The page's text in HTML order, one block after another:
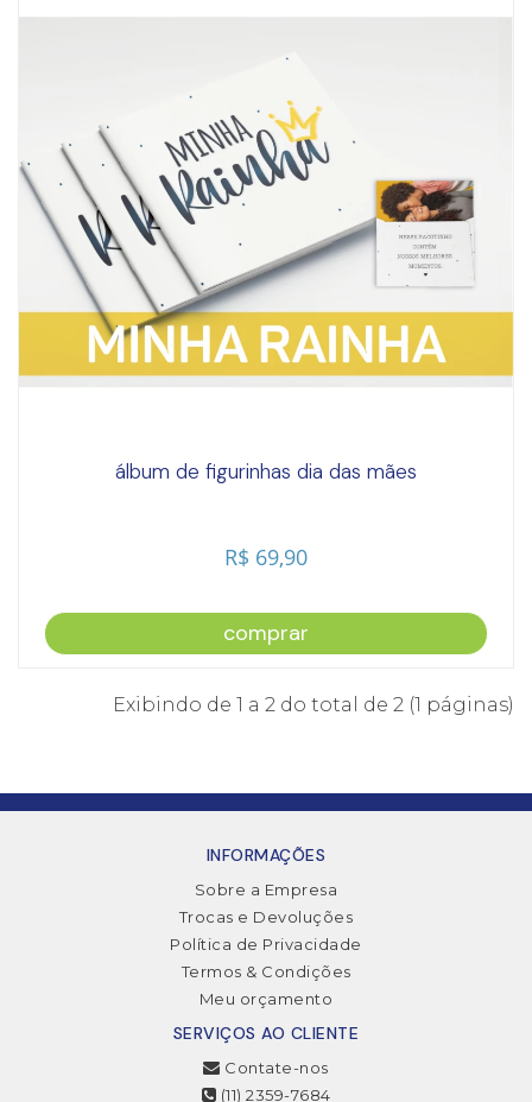
álbum de figurinhas dia das mães
R$ 69,90
comprar
Exibindo de 1 a 2 do total de 2 (1 páginas)
INFORMAÇÕES
Sobre a Empresa
Trocas e Devoluções
Política de Privacidade
Termos & Condições
Meu orçamento
SERVIÇOS AO CLIENTE
Contate-nos
(11) 2359-7684